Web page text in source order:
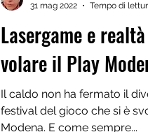
Lasergame e
volare il Play
Il caldo non ha fermato il
festival del gioco che si è
Modena. E come sempre...
31 mag 2022
Tempo di